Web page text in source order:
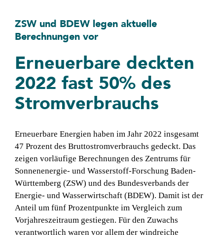
ZSW und BDEW legen aktuelle
Berechnungen vor
Erneuerbare deckten
2022 fast 50% des
Stromverbrauchs
Erneuerbare Energien haben im Jahr 2022 insgesamt
47 Prozent des Bruttostromverbrauchs gedeckt. Das
zeigen vorläufige Berechnungen des Zentrums für
Sonnenenergie- und Wasserstoff-Forschung Baden-
Württemberg (ZSW) und des Bundesverbands der
Energie- und Wasserwirtschaft (BDEW). Damit ist der
Anteil um fünf Prozentpunkte im Vergleich zum
Vorjahreszeitraum gestiegen. Für den Zuwachs
verantwortlich waren vor allem der windreiche